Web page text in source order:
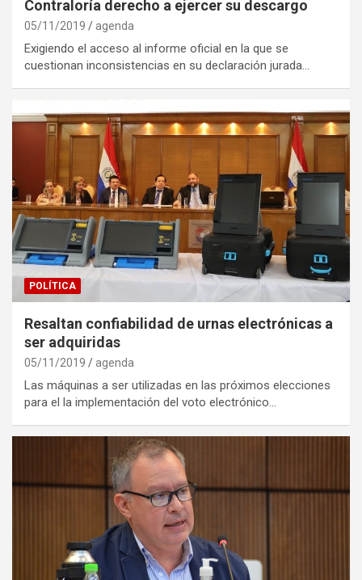
Contraloría derecho a ejercer su descargo
05/11/2019 agenda
Exigiendo el acceso al informe oficial en la que se
cuestionan inconsistencias en su declaración jurada…
POLÍTICA
Resaltan confiabilidad de urnas electrónicas a
ser adquiridas
05/11/2019 agenda
Las máquinas a ser utilizadas en las próximos elecciones
para el la implementación del voto electrónico…